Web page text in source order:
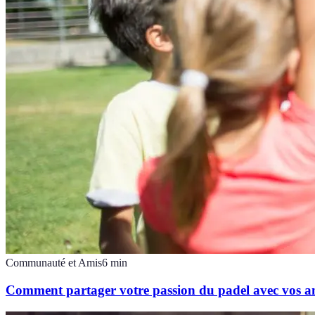
Communauté et Amis6 min
Comment partager votre passion du padel avec vos